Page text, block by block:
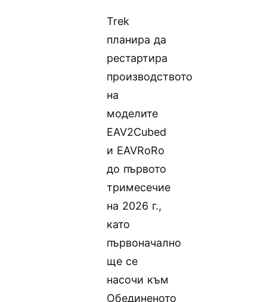
Trek
планира да
рестартира
производството
на
моделите
EAV2Cubed
и EAVRoRo
до първото
тримесечие
на 2026 г.,
като
първоначално
ще се
насочи към
Обединеното